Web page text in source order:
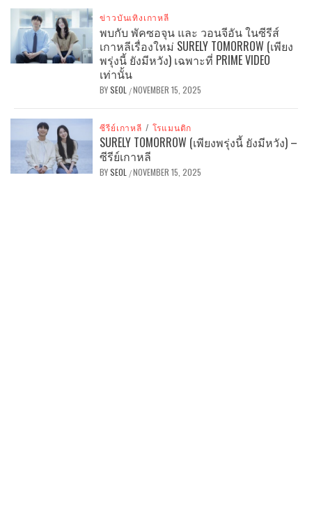
ข่าวบันเทิงเกาหลี
พบกับ พัคซอจุน และ วอนจีอัน ในซีรีส์
เกาหลีเรื่องใหม่ SURELY TOMORROW (เพียง
พรุ่งนี้ ยังมีหวัง) เฉพาะที่ PRIME VIDEO
เท่านั้น
BYSEOL /NOVEMBER 15, 2025
ซีรีย์เกาหลี / โรแมนติก
SURELY TOMORROW (เพียงพรุ่งนี้ ยังมีหวัง) –
ซีรีย์เกาหลี
BYSEOL /NOVEMBER 15, 2025